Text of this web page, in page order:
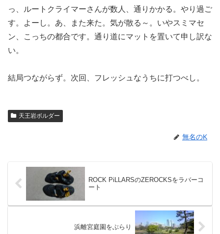
っ、ルートクライマーさんが数人、通りかかる。やり過ご
す。よーし。あ、また来た。気が散る～。いやスミマセ
ン、こっちの都合です。通り道にマットを置いて申し訳な
い。
結局つながらず。次回、フレッシュなうちに打つべし。
天王岩ボルダー
無名のK
ROCK PiLLARSのZEROCKSをラバーコ
ート
浜離宮庭園をぶらり